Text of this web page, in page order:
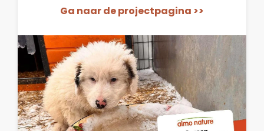
Ga naar de projectpagina >>